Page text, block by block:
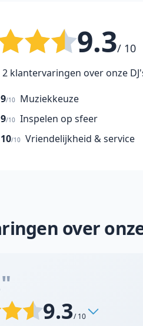
9.3/ 10
klantervaringen over onze
Muziekkeuze
9/10
Inspelen op sfeer
9/10
Vriendelijkheid & service
10/10
over
9.3/ 10